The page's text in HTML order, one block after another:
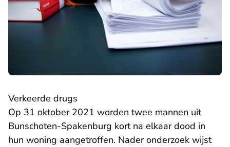
Verkeerde drugs
Op 31 oktober 2021 worden twee mannen uit
Bunschoten-Spakenburg kort na elkaar dood in
hun woning aangetroffen. Nader onderzoek wijst